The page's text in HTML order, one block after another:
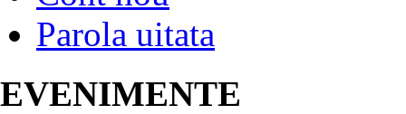
Parola uitata
EVENIMENTE